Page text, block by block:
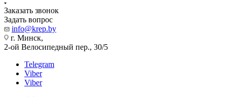
Заказать звонок
Задать вопрос
info@krep.by
г. Минск,
2-ой Велосипедный пер., 30/5
Telegram
Viber
Viber